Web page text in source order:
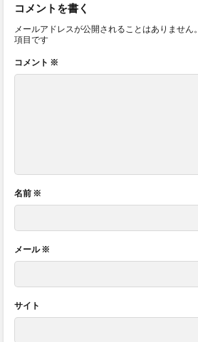
コメントを書く
メールアドレスが公開されることはありません。
項目です
コメント ※
名前 ※
メール※
サイト